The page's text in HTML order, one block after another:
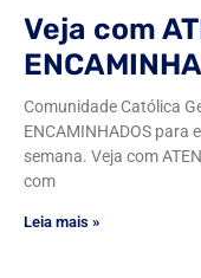
Veja com
Comunidade Católica
ENCAMINHADOS para
semana. Veja com
com
Leia mais »